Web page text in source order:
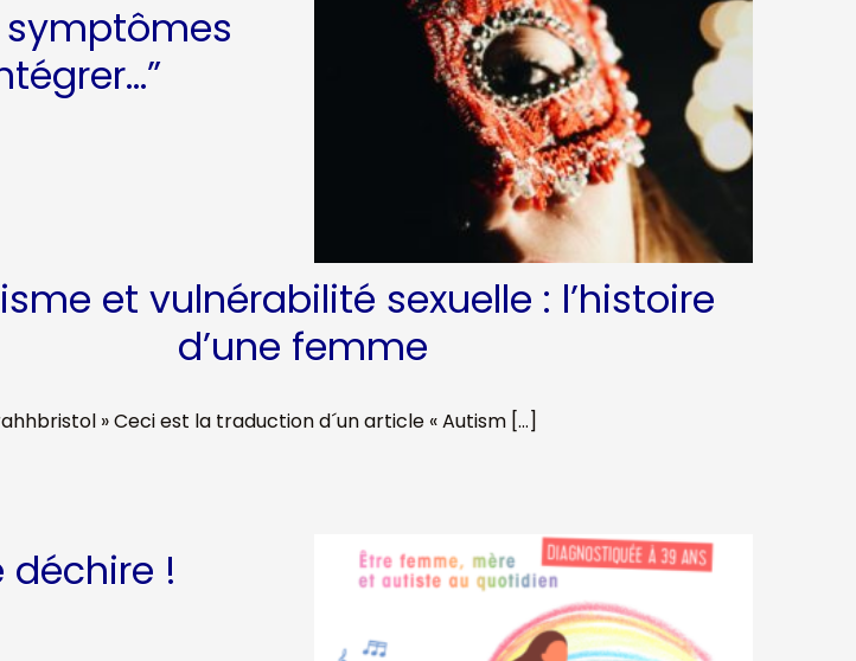
symptômes
et vulnérabilité sexuelle : l’histoire
d’une femme
» Ceci est la traduction d´un article « Autism […]
déchire !